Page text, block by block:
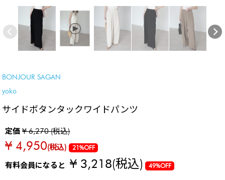
BONJOUR SAGAN
yoko
サイドボタンタックワイドパンツ
定価¥ 6,270 (税込)
¥ 4,950(税込) 21%OFF
有料会員になると¥ 3,218(税込) 49%OFF